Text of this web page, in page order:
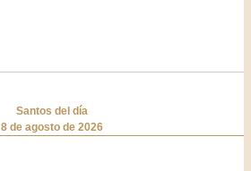
Santos del día
8 de agosto de 2026